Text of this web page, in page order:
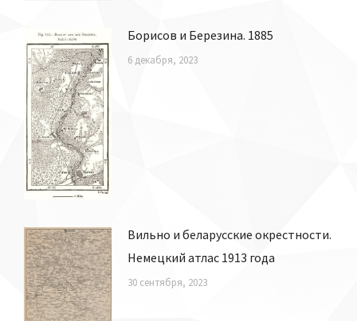
Борисов и Березина. 1885
6 декабря, 2023
Вильно и беларусские окрестности.
Немецкий атлас 1913 года
30 сентября, 2023